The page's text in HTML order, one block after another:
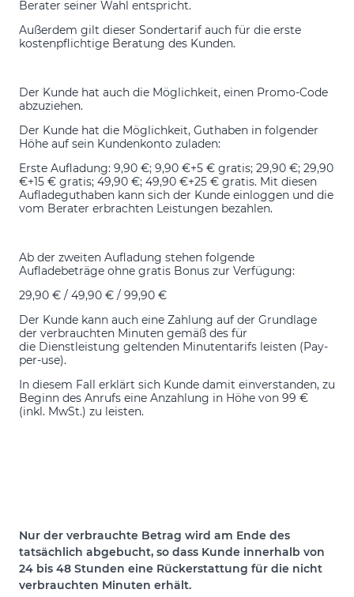
Berater seiner Wahl entspricht.
Außerdem gilt dieser Sondertarif auch für die erste
kostenpflichtige Beratung des Kunden.
Der Kunde hat auch die Möglichkeit, einen Promo-Code
abzuziehen.
Der Kunde hat die Möglichkeit, Guthaben in folgender
Höhe auf sein Kundenkonto zuladen:
Erste Aufladung: 9,90 €; 9,90 €+5 € gratis; 29,90 €; 29,90
€+15 € gratis; 49,90 €; 49,90 €+25 € gratis. Mit diesen
Aufladeguthaben kann sich der Kunde einloggen und die
vom Berater erbrachten Leistungen bezahlen.
Ab der zweiten Aufladung stehen folgende
Aufladebeträge ohne gratis Bonus zur Verfügung:
29,90 € / 49,90 € / 99,90 €
Der Kunde kann auch eine Zahlung auf der Grundlage
der verbrauchten Minuten gemäß des für
die Dienstleistung geltenden Minutentarifs leisten (Pay-
per-use).
In diesem Fall erklärt sich Kunde damit einverstanden, zu
Beginn des Anrufs eine Anzahlung in Höhe von 99 €
(inkl. MwSt.) zu leisten.
Nur der verbrauchte Betrag wird am Ende des
tatsächlich abgebucht, so dass Kunde innerhalb von
24 bis 48 Stunden eine Rückerstattung für die nicht
verbrauchten Minuten erhält.